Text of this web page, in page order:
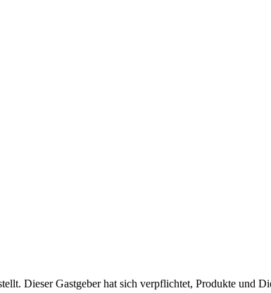
Dieser Gastgeber hat sich verpflichtet, Produkte und